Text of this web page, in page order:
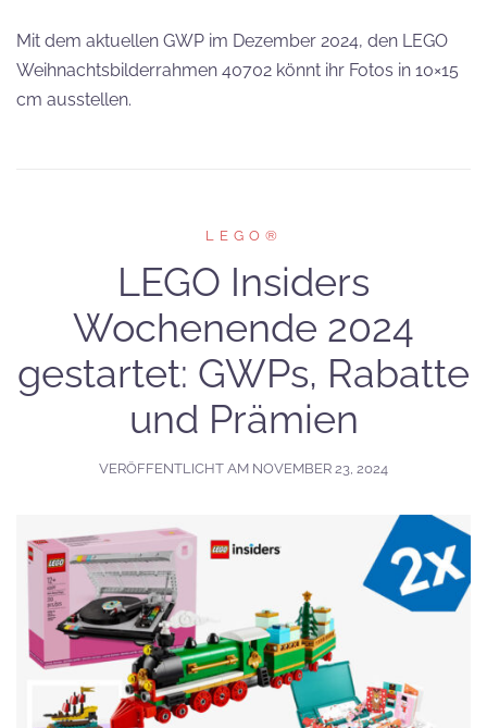
Mit dem aktuellen GWP im Dezember 2024, den LEGO
Weihnachtsbilderrahmen 40702 könnt ihr Fotos in 10×15
cm ausstellen.
LEGO®
LEGO Insiders
Wochenende 2024
gestartet: GWPs, Rabatte
und Prämien
VERÖFFENTLICHT AM NOVEMBER 23, 2024